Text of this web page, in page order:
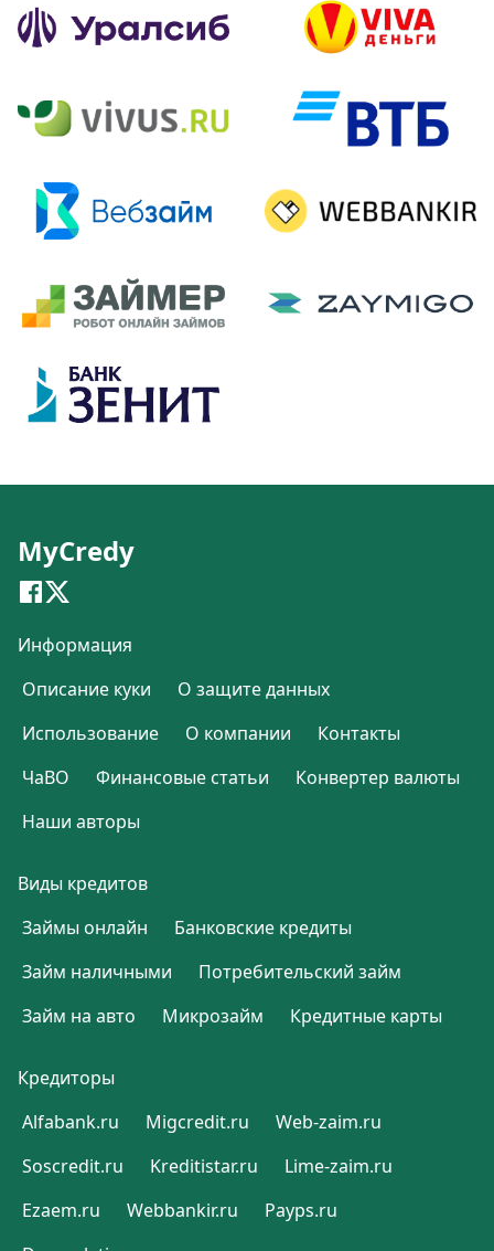
MyCredy
Информация
Описание куки
О защите данных
Использование
О компании
Контакты
ЧаВО
Финансовые статьи
Конвертер валюты
Наши авторы
Виды кредитов
Займы онлайн
Банковские кредиты
Займ наличными
Потребительский займ
Займ на авто
Микрозайм Кредитные карты
Кредиторы
Alfabank.ru
Migcredit.ru
Web-zaim.ru
Soscredit.ru
Kreditistar.ru
Lime-zaim.ru
Ezaem.ru
Webbankir.ru
Payps.ru